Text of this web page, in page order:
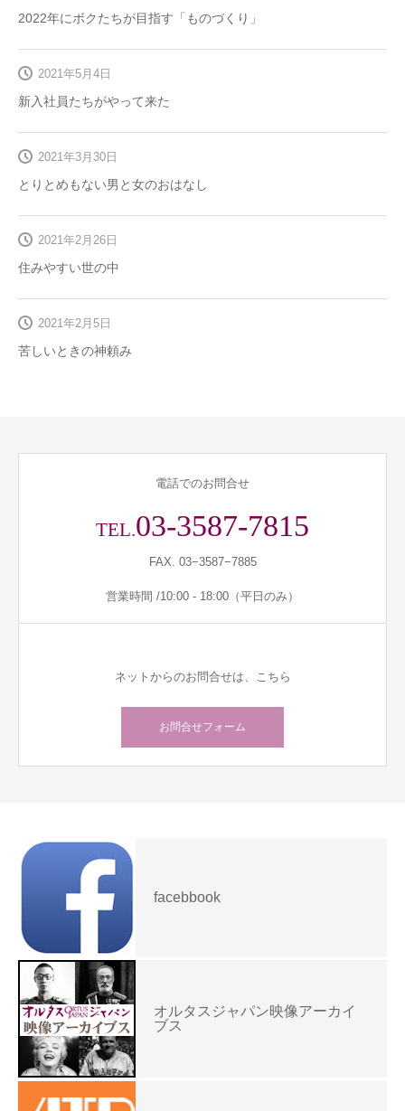
2022年にボクたちが目指す「ものづくり」
新入社員たちがやって来た
2021年5月4日
とりとめもない男と女のおはなし
2021年3月30日
住みやすい世の中
2021年2月26日
苦しいときの神頼み
2021年2月5日
電話でのお問合せ
TEL.03-3587-7815
FAX. 03−3587−7885
営業時間 /10:00 - 18:00（平日のみ）
ネットからのお問合せは、こちら
お問合せフォーム
facebbook
オルタスジャパン映像アーカイ
ブス